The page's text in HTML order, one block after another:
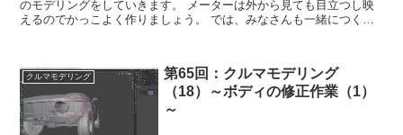
のモデリングをしていきます。 メーターは外から見ても目立つし映
えるのでかっこよく作りましょう。 では、みなさんも一緒につくっ
クルマモデリング
第65回：クルマモデリング
（18）～ボディの修正作業（1）
～